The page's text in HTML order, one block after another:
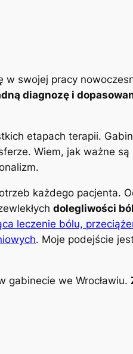
swojej pracy
diagnozę i
etapach terapii.
Wiem, jak ważne
każdego pacjenta.
dolegliwości
leczenie bólu,
. Moje podejście
gabinecie we Wrocławiu.